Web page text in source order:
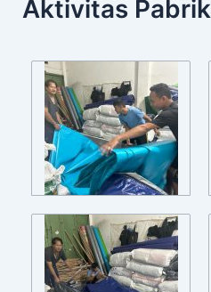
Aktivitas Pabrik